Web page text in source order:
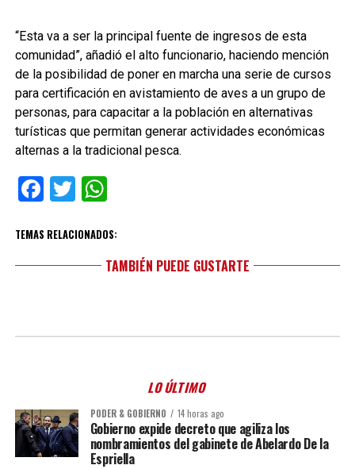
“Esta va a ser la principal fuente de ingresos de esta
comunidad”, añadió el alto funcionario, haciendo mención
de la posibilidad de poner en marcha una serie de cursos
para certificación en avistamiento de aves a un grupo de
personas, para capacitar a la población en alternativas
turísticas que permitan generar actividades económicas
alternas a la tradicional pesca.
Facebook
TwitterWhatsApp
TEMAS RELACIONADOS:
TAMBIÉN PUEDE GUSTARTE
LO ÚLTIMO
PODER & GOBIERNO 14 horas ago
Gobierno expide decreto que agiliza los
nombramientos del gabinete de Abelardo De la
Espriella